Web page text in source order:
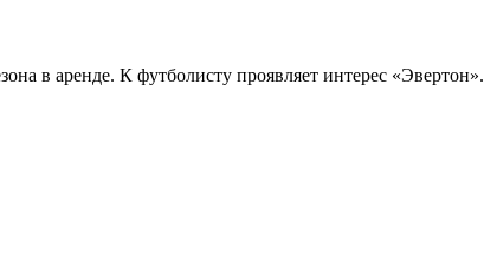
в аренде. К футболисту проявляет интерес «Эвертон».